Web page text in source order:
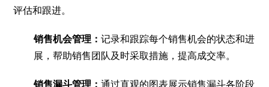
评估和跟进。
销售机会管理：记录和跟踪每个销售机会的状态和进
展，帮助销售团队及时采取措施，提高成交率。
销售漏斗管理：通过直观的图表展示销售漏斗各阶段